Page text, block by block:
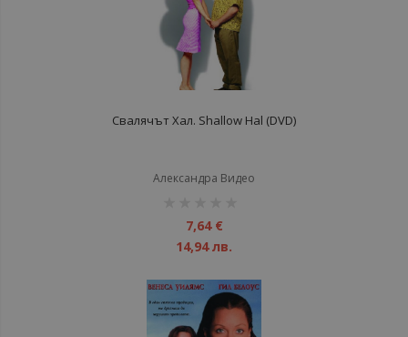
Свалячът Хал. Shallow Hal (DVD)
Александра Видео
7,64 €
14,94 лв.